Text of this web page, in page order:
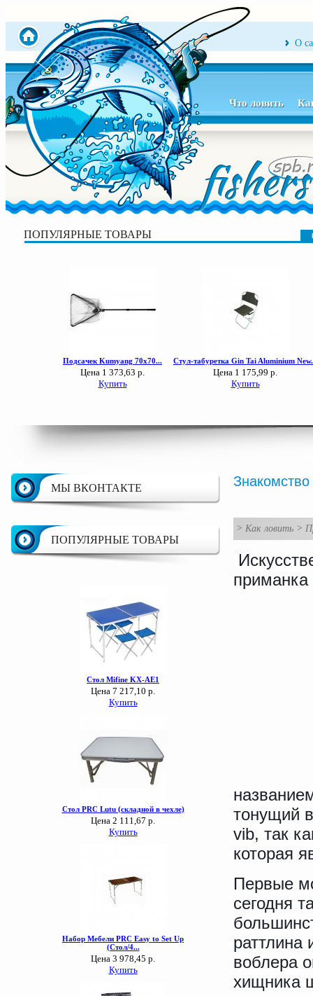
О
Что ловить
ПОПУЛЯРНЫЕ ТОВАРЫ
МЫ ВКОНТАКТЕ
ПОПУЛЯРНЫЕ ТОВАРЫ
> Как ловить >
приманка
тонущий
vib, так
которая
Первые
сегодня
раттлина
воблера
хищника